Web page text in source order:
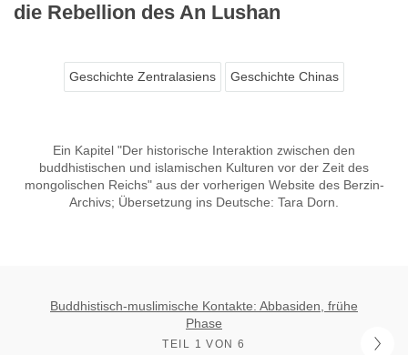
die Rebellion des An Lushan
Geschichte Zentralasiens Geschichte Chinas
Ein Kapitel "Der historische Interaktion zwischen den
buddhistischen und islamischen Kulturen vor der Zeit des
mongolischen Reichs" aus der vorherigen Website des Berzin-
Archivs; Übersetzung ins Deutsche: Tara Dorn.
Buddhistisch-muslimische Kontakte: Abbasiden, frühe
Phase
TEIL 1 VON 6